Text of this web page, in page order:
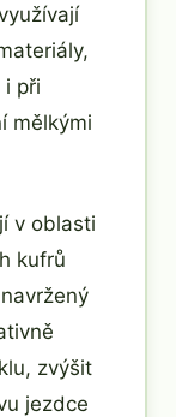
i při
mělkými
v oblasti
kufrů
zvýšit
jezdce